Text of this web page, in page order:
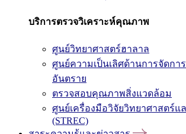
บริการตรวจวิเคราะห์คุณภาพ
ศูนย์วิทยาศาสตร์ฮาลาล
ศูนย์ความเป็นเลิศด้านการจัดกา
อันตราย
ตรวจสอบคุณภาพสิ่งแวดล้อม
ศูนย์เครื่องมือวิจัยวิทยาศาสตร์แ
(STREC)